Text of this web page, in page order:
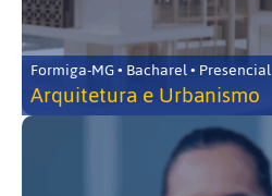
Formiga-MG • Bacharel • Presencial
Arquitetura e Urbanismo